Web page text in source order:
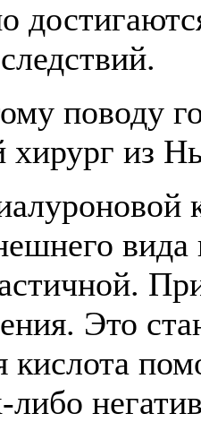
поводу
хирург из
вида
Это
кислота
либо